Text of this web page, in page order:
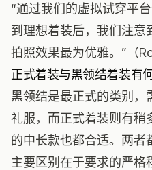
“通过我们的虚拟试穿平
到理想着装后，我们注意
拍照效果最为优雅。”（
正式着装与黑领结着装有
黑领结是最正式的类别，
礼服，而正式着装则有稍
的中长款也都合适。两者
主要区别在于要求的严格